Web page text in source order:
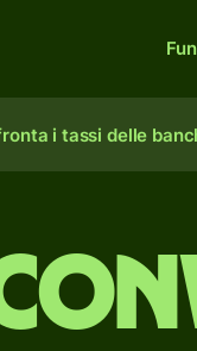
i tassi delle